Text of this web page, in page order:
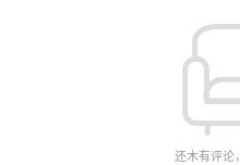
还木有评论